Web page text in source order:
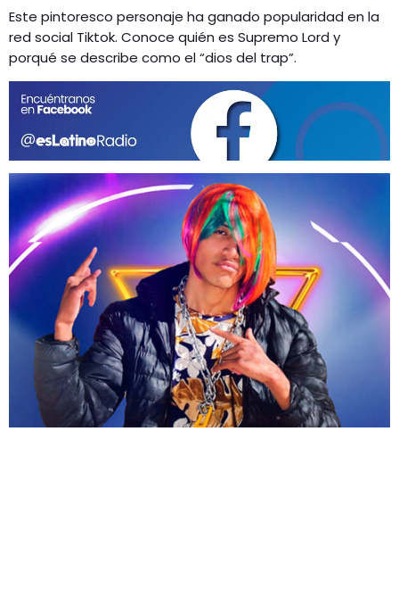
ACTUALIDAD
ESPECTÁCULOS
MÚSICA
ENTRETENIMIENTO
PROGRAMACIÓN
INICIO
RADIO SPLENDID
Este pintoresco personaje ha ganado popularidad en la
red social Tiktok. Conoce quién es Supremo Lord y
porqué se describe como el “dios del trap”.